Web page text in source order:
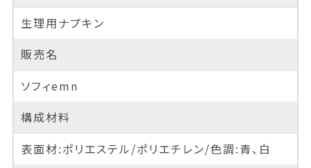
生理用ナプキン
販売名
ソフィemn
構成材料
表面材:ポリエステル/ポリエチレン/色調:青、白